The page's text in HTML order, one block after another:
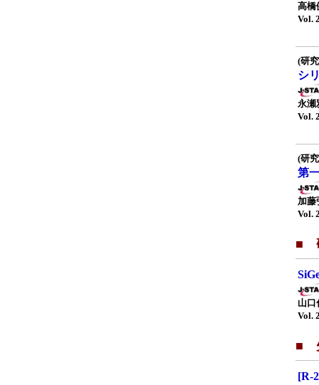
高橋
Vol.
(研
シ
永瀬
Vol.
(研
第
加藤
Vol.
■
山口
Vol.
■
[R-